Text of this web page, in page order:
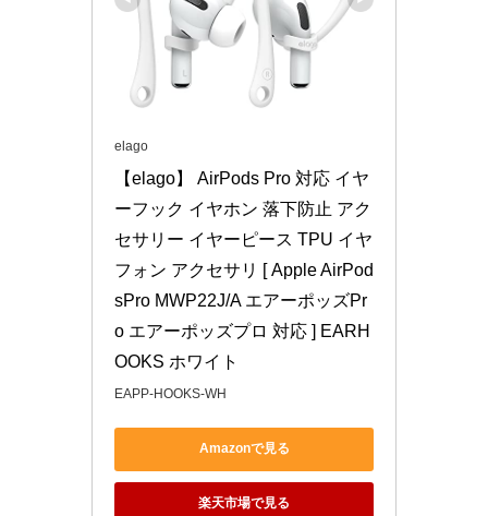
elago
【elago】 AirPods Pro 対応 イヤ
ーフック イヤホン 落下防止 アク
セサリー イヤーピース TPU イヤ
フォン アクセサリ [ Apple AirPod
sPro MWP22J/A エアーポッズPr
o エアーポッズプロ 対応 ] EARH
OOKS ホワイト
EAPP-HOOKS-WH
Amazonで見る
楽天市場で見る